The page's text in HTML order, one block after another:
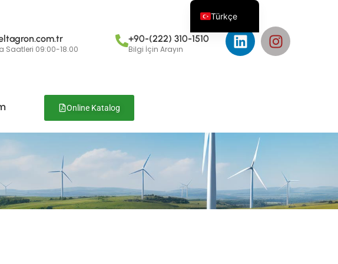
Saatleri 09:00-18.00
+90-(222) 310-1510
Bilgi İçin Arayın
Online Katalog
Türkçe